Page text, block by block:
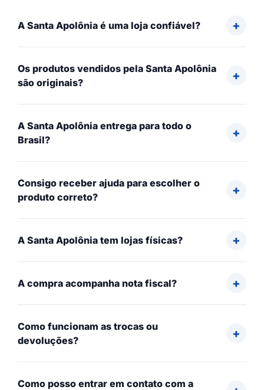
A Santa Apolônia é uma loja confiável?
Os produtos vendidos pela Santa Apolônia
são originais?
A Santa Apolônia entrega para todo o
Brasil?
Consigo receber ajuda para escolher o
produto correto?
A Santa Apolônia tem lojas físicas?
A compra acompanha nota fiscal?
Como funcionam as trocas ou
devoluções?
Como posso entrar em contato com a